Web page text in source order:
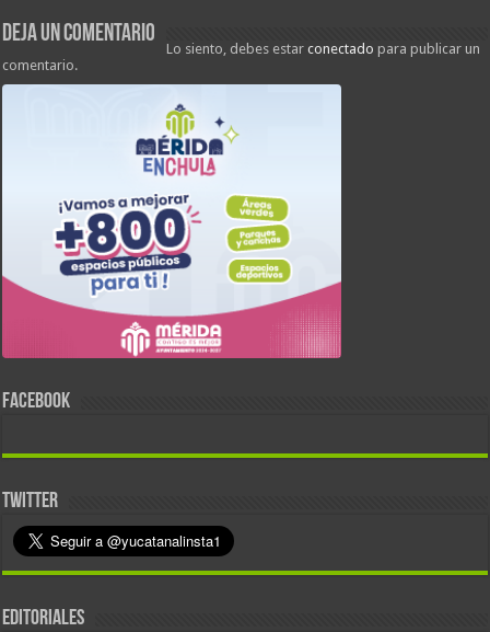
Deja un comentario
Lo siento, debes estarconectado para publicar un
comentario.
FACEBOOK
TWITTER
EDITORIALES